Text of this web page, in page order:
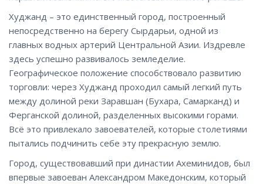
Худжанд – это единственный город, построенный
непосредственно на берегу Сырдарьи, одной из
главных водных артерий Центральной Азии. Издревле
здесь успешно развивалось земледелие.
Географическое положение способствовало развитию
торговли: через Худжанд проходил самый легкий путь
между долиной реки Заравшан (Бухара, Самарканд) и
Ферганской долиной, разделенных высокими горами.
Всё это привлекало завоевателей, которые столетиями
пытались подчинить себе эту прекрасную землю.
Город, существовавший при династии Ахеминидов, был
впервые завоеван Александром Македонским, который